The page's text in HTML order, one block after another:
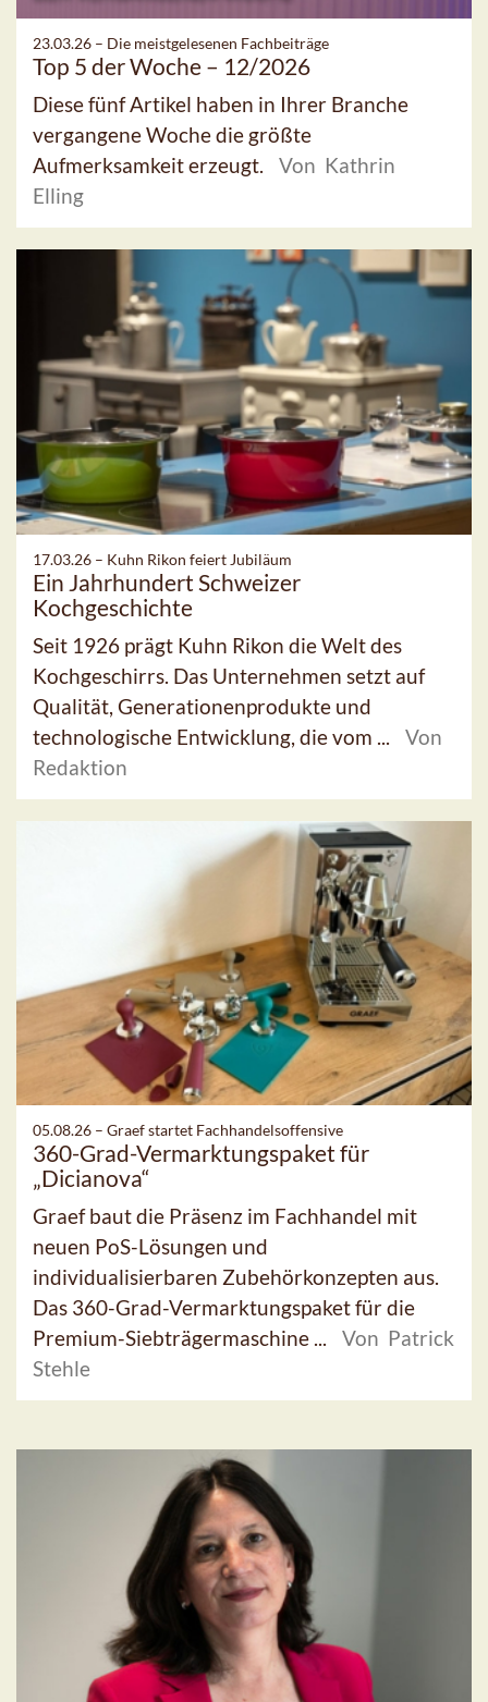
23.03.26 – Die meistgelesenen Fachbeiträge
Top 5 der Woche – 12/2026
Diese fünf Artikel haben in Ihrer Branche
vergangene Woche die größte
Aufmerksamkeit erzeugt.
Von Kathrin
Elling
17.03.26 – Kuhn Rikon feiert Jubiläum
Ein Jahrhundert Schweizer
Kochgeschichte
Seit 1926 prägt Kuhn Rikon die Welt des
Kochgeschirrs. Das Unternehmen setzt auf
Qualität, Generationenprodukte und
technologische Entwicklung, die vom ...
Von
Redaktion
05.08.26 – Graef startet Fachhandelsoffensive
360-Grad-Vermarktungspaket für
„Dicianova“
Graef baut die Präsenz im Fachhandel mit
neuen PoS-Lösungen und
individualisierbaren Zubehörkonzepten aus.
Das 360-Grad-Vermarktungspaket für die
Premium-Siebträgermaschine ...
Von Patrick
Stehle